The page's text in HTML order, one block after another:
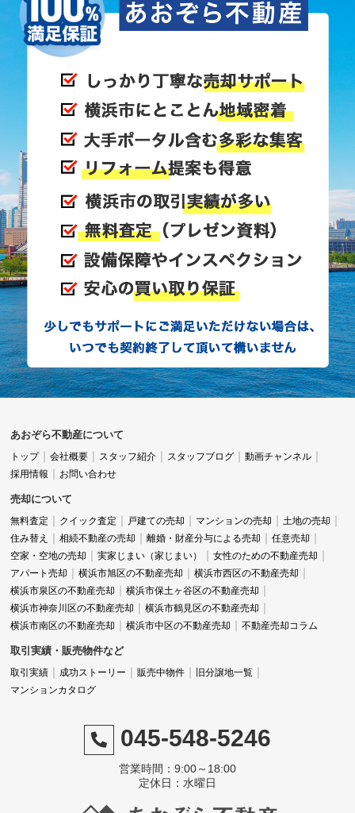
あおぞら不動産について
トップ 会社概要 スタッフ紹介 スタッフブログ
動画チャンネル
採用情報
お問い合わせ
売却について
無料査定 クイック査定 戸建ての売却 マンションの売却
土地の売却
住み替え
相続不動産の売却 離婚・財産分与による売却
任意売却
空家・空地の売却
実家じまい（家じまい）
女性のための不動産売却
アパート売却
横浜市旭区の不動産売却
横浜市西区の不動産売却
横浜市泉区の不動産売却
横浜市保土ヶ谷区の不動産売却
横浜市神奈川区の不動産売却
横浜市鶴見区の不動産売却
横浜市南区の不動産売却
横浜市中区の不動産売却 不動産売却コラム
取引実績・販売物件など
取引実績 成功ストーリー 販売中物件
旧分譲地一覧
マンションカタログ
045-548-5246
営業時間：9:00～18:00
定休日：水曜日